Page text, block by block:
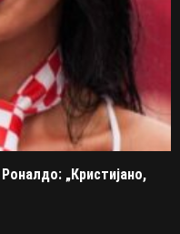
„Кристијано,